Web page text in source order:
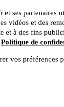
et ses partenaires
vidéos et des
et à des fins
Politique de
vos préférences